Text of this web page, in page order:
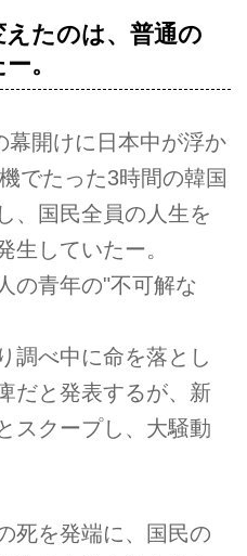
たのは、普通の
。
幕開けに日本中が浮か
でたった3時間の韓国
、国民全員の人生を
生していたー。
の青年の"不可解な
調べ中に命を落とし
だと発表するが、新
スクープし、大騒動
死を発端に、国民の